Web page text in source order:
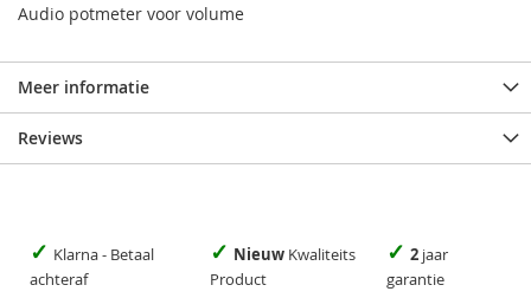
Audio potmeter voor volume
Meer informatie
Reviews
✓ Klarna - Betaal
achteraf
✓ Nieuw Kwaliteits
Product
✓ 2 jaar
garantie